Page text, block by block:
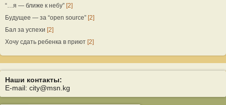
“…я — ближе к небу” [2]
Будущее — за “open source” [2]
Бал за успехи [2]
Хочу сдать ребенка в приют [2]
Наши контакты:
E-mail: city@msn.kg